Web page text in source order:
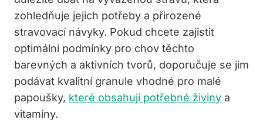
‌zohledňuje ⁢jejich ​potřeby⁢ a přirozené
stravovací návyky. Pokud chcete zajistit
optimální podmínky ⁢pro chov ⁢těchto
barevných ⁣a aktivních tvorů, doporučuje se jim
podávat kvalitní granule vhodné‍ pro malé
papoušky, které obsahují potřebné živiny ⁤ a
vitamíny.